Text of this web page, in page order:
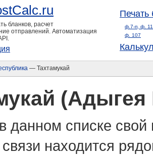
бланков, расчет
отправлений. Автоматизация
Печать
ф.7-п, ф.
ф. 107
— Тахтамукай
(Адыгея
данном списке
связи находится